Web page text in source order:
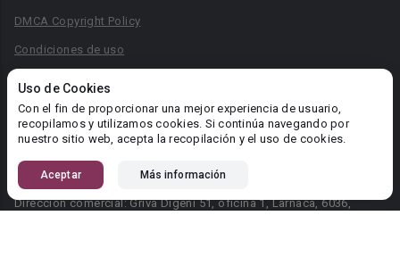
Uso de Cookies
Con el fin de proporcionar una mejor experiencia de usuario,
recopilamos y utilizamos cookies. Si continúa navegando por
nuestro sitio web, acepta la recopilación y el uso de cookies.
Aceptar Más información
DMCA Copyright Policy
Condiciones de uso
Reglas para la publicación de libros
Área RR.PP.: pr@booknet.com
© 2026 Booknet. Todos los derechos reservados.
Dirección comercial: Griva Digeni 51, oficina 1, Larnaca, 6036,